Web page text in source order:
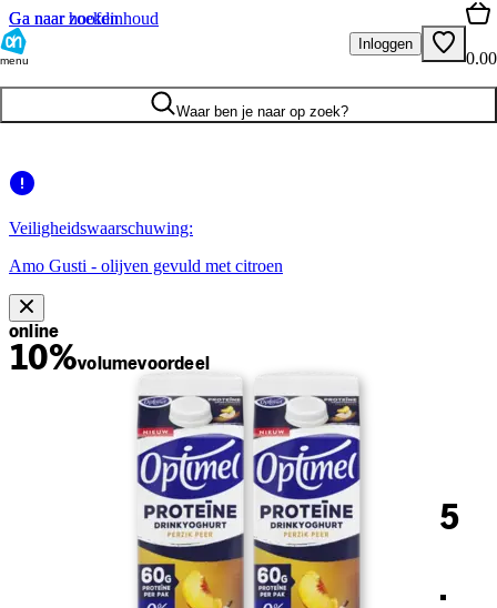
Ga naar hoofdinhoud
Ga naar zoeken
menu
Inloggen
0.00
Waar ben je naar op zoek?
Veiligheidswaarschuwing:
Amo Gusti - olijven gevuld met citroen
online
10%volumevoordeel
5
.